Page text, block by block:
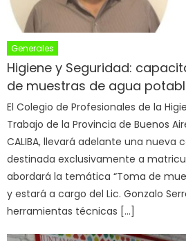
Generales
Higiene y Seguridad:
de muestras de agua
El Colegio de Profesionales de la
Trabajo de la Provincia de Buenos
CALIBA, llevará adelante una nueva
destinada exclusivamente a
abordará la temática “Toma de
y estará a cargo del Lic. Gonzalo
herramientas técnicas […]